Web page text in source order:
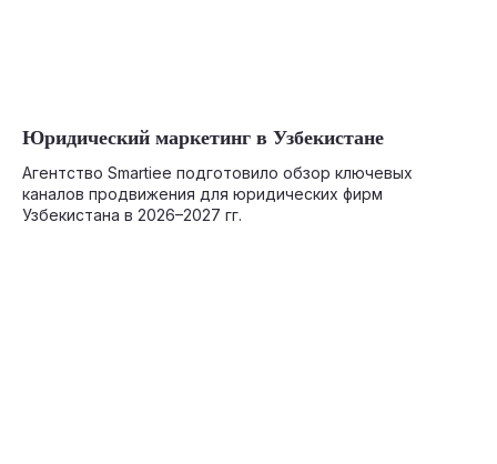
Юридический маркетинг в Узбекистане
Агентство Smartiee подготовило обзор ключевых
каналов продвижения для юридических фирм
Узбекистана в 2026–2027 гг.